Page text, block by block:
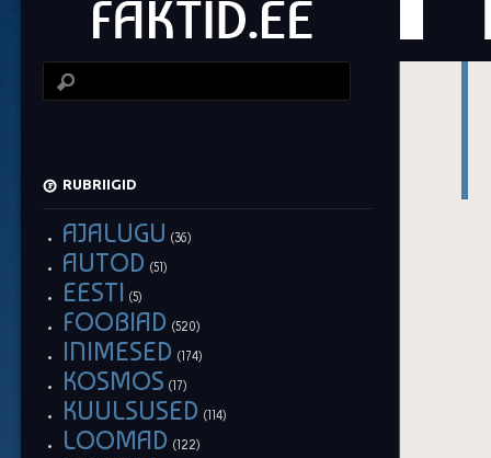
RUBRIIGID
AJALUGU (36)
AUTOD (51)
EESTI (5)
FOOBIAD (520)
INIMESED (174)
KOSMOS (17)
KUULSUSED (114)
LOOMAD (122)